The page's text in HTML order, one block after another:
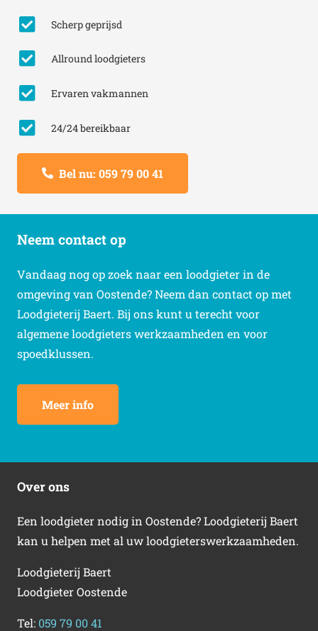
Scherp geprijsd
Allround loodgieters
Ervaren vakmannen
24/24 bereikbaar
Bel nu: 059 79 00 41
Neem contact op
Vandaag nog op zoek naar een loodgieter in de
omgeving van Oostende? Neem dan contact op met
Loodgieterij Baert. Bij ons kunt u terecht voor
algemene loodgieters werkzaamheden en voor
spoedklussen.
Meer info
Over ons
Een loodgieter nodig in Oostende? Loodgieterij Baert
kan u helpen met al uw loodgieterswerkzaamheden.
Loodgieterij Baert
Loodgieter Oostende
Tel: 059 79 00 41